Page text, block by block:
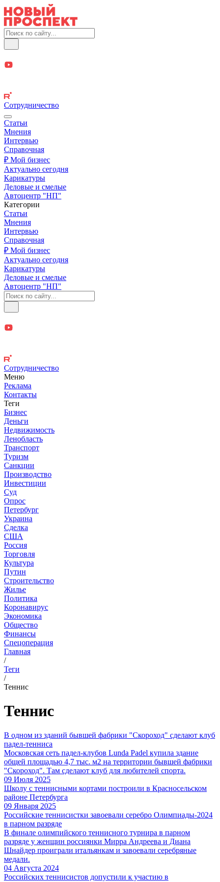
Сотрудничество
Статьи
Мнения
Интервью
Справочная
₽ Мой бизнес
Актуально сегодня
Карикатуры
Деловые и смелые
Автоцентр "НП"
Категории
Статьи
Мнения
Интервью
Справочная
₽ Мой бизнес
Актуально сегодня
Карикатуры
Деловые и смелые
Автоцентр "НП"
Сотрудничество
Меню
Реклама
Контакты
Теги
Бизнес
Деньги
Недвижимость
Ленобласть
Транспорт
Туризм
Санкции
Производство
Инвестиции
Суд
Опрос
Петербург
Украина
Сделка
США
Россия
Торговля
Культура
Путин
Строительство
Жилье
Политика
Коронавирус
Экономика
Общество
Финансы
Спецоперация
Главная
/
Теги
/
Теннис
Теннис
В одном из зданий бывшей фабрики "Скороход" сделают клуб
падел-тенниса
Московская сеть падел-клубов Lunda Padel купила здание
общей площадью 4,7 тыс. м2 на территории бывшей фабрики
"Скороход". Там сделают клуб для любителей спорта.
09 Июля 2025
Школу с теннисными кортами построили в Красносельском
районе Петербурга
09 Января 2025
Российские теннисистки завоевали серебро Олимпиады-2024
в парном разряде
В финале олимпийского теннисного турнира в парном
разряде у женщин россиянки Мирра Андреева и Диана
Шнайдер проиграли итальянкам и завоевали серебряные
медали.
04 Августа 2024
Российских теннисистов допустили к участию в